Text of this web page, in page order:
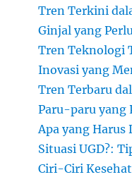
Tren Terkini
Ginjal yang
Tren Teknologi
Inovasi yang
Tren Terbaru
Paru-paru yang
Apa yang Harus
Situasi UGD?:
Ciri-Ciri